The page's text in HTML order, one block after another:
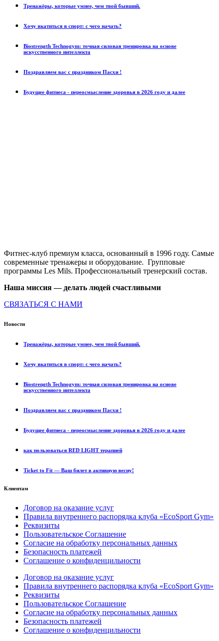
Tренажёры, которые умнее, чем твой бывший.
Хочу вкатиться в спорт: с чего начать?
Biostrength Technogym: точная силовая тренировка на основе
искусственного интеллекта
Поздравляем вас с праздником Пасхи !
Будущее фитнеса - переосмысление здоровья в 2026 году и далее
Фитнес-клуб премиум класса, основанный в 1996 году. Самые
современные тренажеры и оборудование. Групповые
программы Les Mils. Профессиональный тренерский состав.
Наша миссия — делать людей счастливыми
СВЯЗАТЬСЯ С НАМИ
Новости
Tренажёры, которые умнее, чем твой бывший.
Хочу вкатиться в спорт: с чего начать?
Biostrength Technogym: точная силовая тренировка на основе
искусственного интеллекта
Поздравляем вас с праздником Пасхи !
Будущее фитнеса - переосмысление здоровья в 2026 году и далее
как пользоваться RED LIGHT терапией
Ticket to Fit — Ваш билет в активную весну!
Клиентам
Договор на оказание услуг
Правила внутреннего распорядка клуба «EcoSport Gym»
Реквизиты
Пользовательское Соглашение
Согласие на обработку персональных данных
Безопасность платежей
Соглашение о конфиденцильности
Договор на оказание услуг
Правила внутреннего распорядка клуба «EcoSport Gym»
Реквизиты
Пользовательское Соглашение
Согласие на обработку персональных данных
Безопасность платежей
Соглашение о конфиденцильности